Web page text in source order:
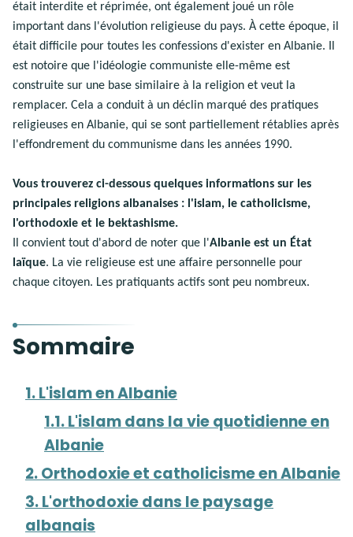
était interdite et réprimée, ont également joué un rôle
important dans l'évolution religieuse du pays. À cette époque, il
était difficile pour toutes les confessions d'exister en Albanie. Il
est notoire que l'idéologie communiste elle-même est
construite sur une base similaire à la religion et veut la
remplacer. Cela a conduit à un déclin marqué des pratiques
religieuses en Albanie, qui se sont partiellement rétablies après
l'effondrement du communisme dans les années 1990.
Vous trouverez ci-dessous quelques informations sur les
principales religions albanaises : l'islam, le catholicisme,
l'orthodoxie et le bektashisme.
Il convient tout d'abord de noter que l'Albanie est un État
laïque. La vie religieuse est une affaire personnelle pour
chaque citoyen. Les pratiquants actifs sont peu nombreux.
Sommaire
1. L'islam en Albanie
1.1. L'islam dans la vie quotidienne en
Albanie
2. Orthodoxie et catholicisme en Albanie
3. L'orthodoxie dans le paysage
albanais